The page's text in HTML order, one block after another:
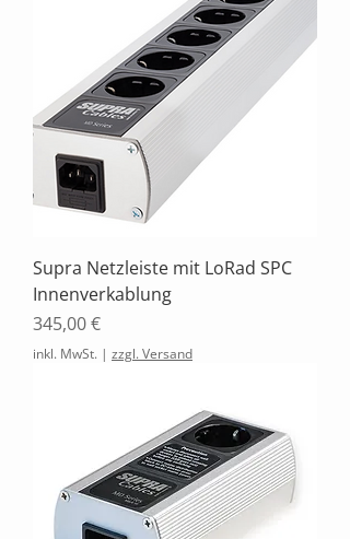
Supra Netzleiste mit LoRad SPC
Innenverkablung
Preis
345,00 €
inkl. MwSt. | zzgl. Versand